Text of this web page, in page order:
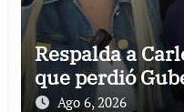
Respalda a
que perdió
Ago 6, 2026